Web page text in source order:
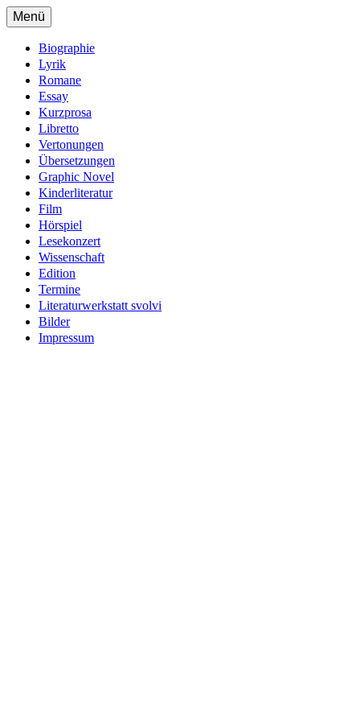
Zum
Inhalt
springen
Menü
Biographie
Lyrik
Romane
Essay
Kurzprosa
Libretto
Vertonungen
Übersetzungen
Graphic Novel
Kinderliteratur
Film
Hörspiel
Lesekonzert
Wissenschaft
Edition
Termine
Literaturwerkstatt svolvi
Bilder
Impressum